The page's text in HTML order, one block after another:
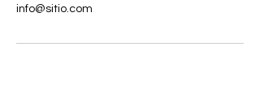
info@sitio.com